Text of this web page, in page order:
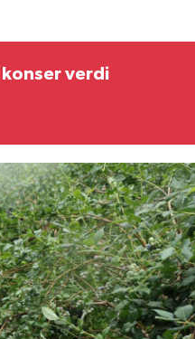
konser verdi